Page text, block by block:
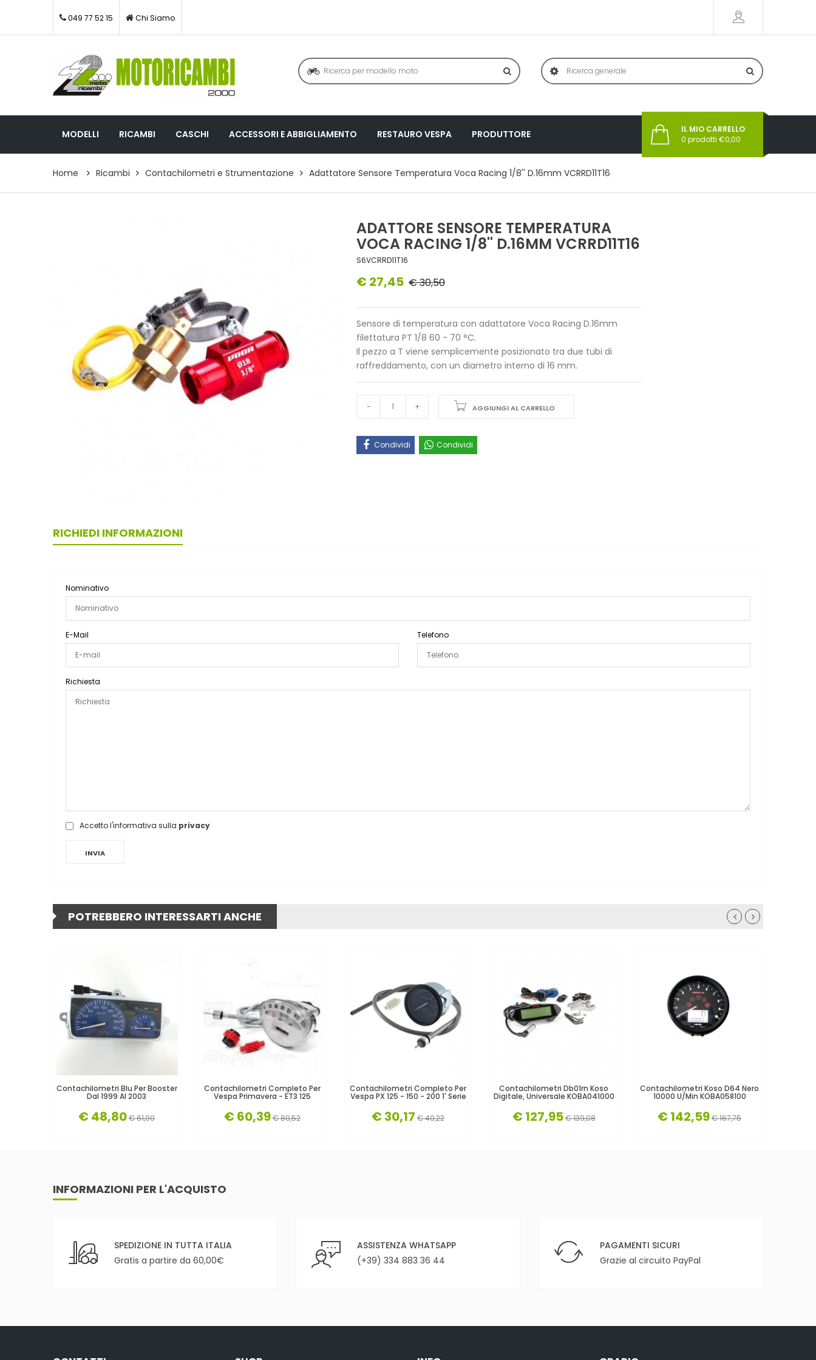
049 77 52 15 Chi Siamo
MODELLI RICAMBI CASCHI ACCESSORI E ABBIGLIAMENTO RESTAURO VESPA PRODUTTORE
IL MIO CARRELLO
0 prodotti €0,00
Home Ricambi Contachilometri e Strumentazione Adattatore Sensore Temperatura Voca Racing 1/8'' D.16mm VCRRD11T16
ADATTORE SENSORE TEMPERATURA
VOCA RACING 1/8'' D.16MM VCRRD11T16
S6VCRRD11T16
€ 27,45 € 30,50
Sensore di temperatura con adattatore Voca Racing D.16mm
filettatura PT 1/8 60 - 70 °C.
Il pezzo a T viene semplicemente posizionato tra due tubi di
raffreddamento, con un diametro interno di 16 mm.
AGGIUNGI AL CARRELLO
Condividi Condividi
RICHIEDI INFORMAZIONI
Nominativo
E-Mail Telefono
Richiesta
Accetto l'informativa sulla privacy
INVIA
POTREBBERO INTERESSARTI ANCHE
Contachilometri Blu Per Booster
Dal 1999 Al 2003
€ 48,80€ 61,00
Contachilometri Completo Per
Vespa Primavera - ET3 125
€ 60,39€ 80,52
Contachilometri Completo Per
Vespa PX 125 - 150 - 200 1' Serie
€ 30,17 € 40,22
Contachilometri Db01rn Koso
Digitale, Universale KOBA041000
€ 127,95€ 139,08
Contachilometri Koso D64 Nero
10000 U/Min KOBA058100
€ 142,59€ 167,75
INFORMAZIONI PER L'ACQUISTO
SPEDIZIONE IN TUTTA ITALIA
Gratis a partire da 60,00€
ASSISTENZA WHATSAPP
(+39) 334 883 36 44
PAGAMENTI SICURI
Grazie al circuito PayPal